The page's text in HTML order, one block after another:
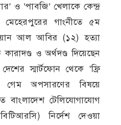
ও ‘পাবজি’ খেলাকে কেন্দ্র
গাংনীতে ৫ম
আল আবির (১২) হত্যা
ও অর্থদণ্ড দিয়েছেন
স্মার্টফোন থেকে ‘ফ্রি
গেম অপসারণের বিষয়ে
বাংলাদেশ টেলিযোগাযোগ
নির্দেশ দেওয়া